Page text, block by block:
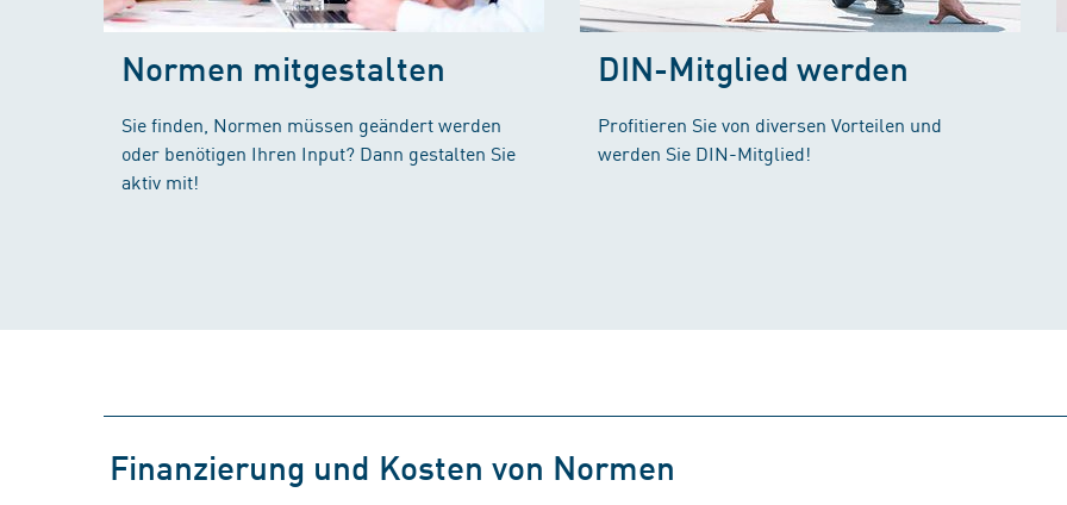
Normen mitgestalten
Sie finden, Normen müssen geändert werden
oder benötigen Ihren Input? Dann gestalten Sie
aktiv mit!
DIN-Mitglied werden
Profitieren Sie von diversen Vorteilen und
werden Sie DIN-Mitglied!
Finanzierung und Kosten von Normen